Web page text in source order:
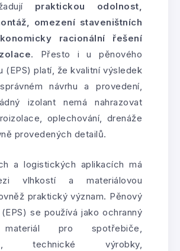
praktickou odolnost,
omezení staveništních
racionální řešení
. Přesto i u pěnového
(EPS) platí, že kvalitní výsledek
návrhu a provedení,
izolant nemá nahrazovat
oplechování, drenáže
provedených detailů.
a logistických aplikacích má
vlhkostí a materiálovou
praktický význam. Pěnový
se používá jako ochranný
pro spotřebiče,
technické výrobky,